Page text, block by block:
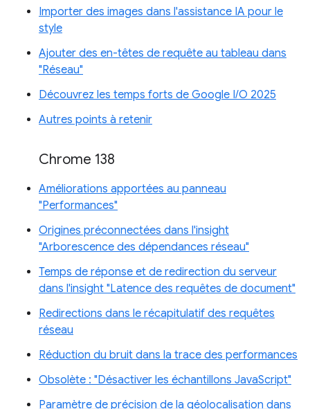
Importer des images dans l'assistance IA pour le
style
Ajouter des en-têtes de requête au tableau dans
"Réseau"
Découvrez les temps forts de Google I/O 2025
Autres points à retenir
Chrome 138
Améliorations apportées au panneau
"Performances"
Origines préconnectées dans l'insight
"Arborescence des dépendances réseau"
Temps de réponse et de redirection du serveur
dans l'insight "Latence des requêtes de document"
Redirections dans le récapitulatif des requêtes
réseau
Réduction du bruit dans la trace des performances
Obsolète : "Désactiver les échantillons JavaScript"
Paramètre de précision de la géolocalisation dans